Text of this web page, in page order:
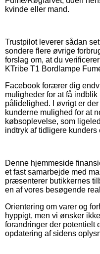
kvinde eller mand.
Trustpilot leverer sådan
sondere flere øvrige
forslag om, at du
KTribe T1 Bordlampe
Facebook forærer dig
muligheder for at få
pålidelighed. I øvrigt er
kunderne mulighed for at
købsoplevelse, som
indtryk af tidligere kunders
Denne hjemmeside
et fast samarbejde med
præsenterer butikkernes
en af vores besøgende
Orientering om varer og
hyppigt, men vi ønsker
forandringer der potentielt
opdatering af sidens